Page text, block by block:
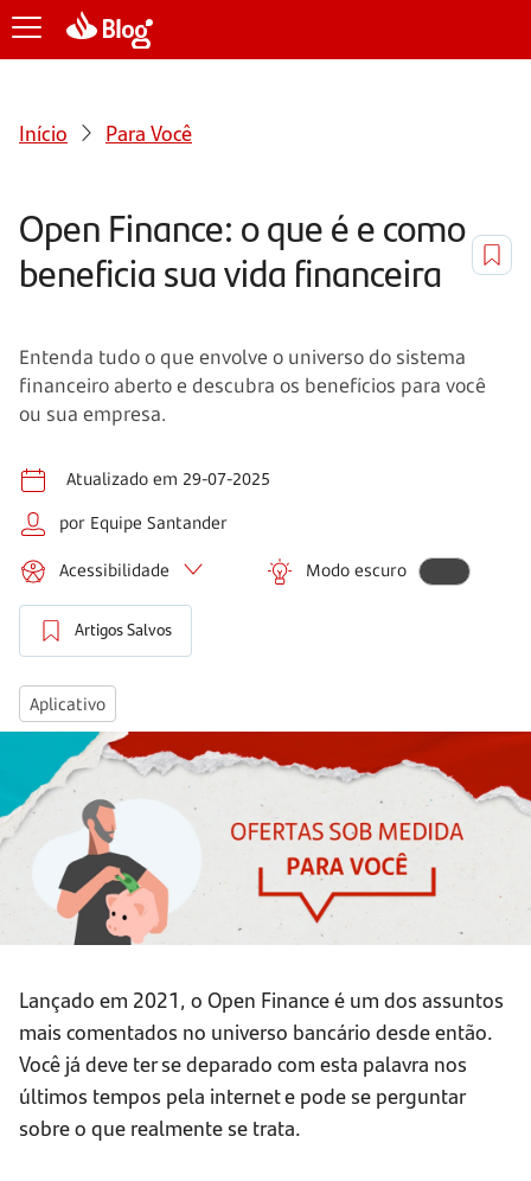
Início Para Você
Open Finance: o que é e como
beneficia sua vida financeira
Entenda tudo o que envolve o universo do sistema
financeiro aberto e descubra os benefícios para você
ou sua empresa.
Atualizado em 29-07-2025
por Equipe Santander
Acessibilidade Modo escuro
Artigos Salvos
Aplicativo
Lançado em 2021, o Open Finance é um dos assuntos
mais comentados no universo bancário desde então.
Você já deve ter se deparado com esta palavra nos
últimos tempos pela internet e pode se perguntar
sobre o que realmente se trata.